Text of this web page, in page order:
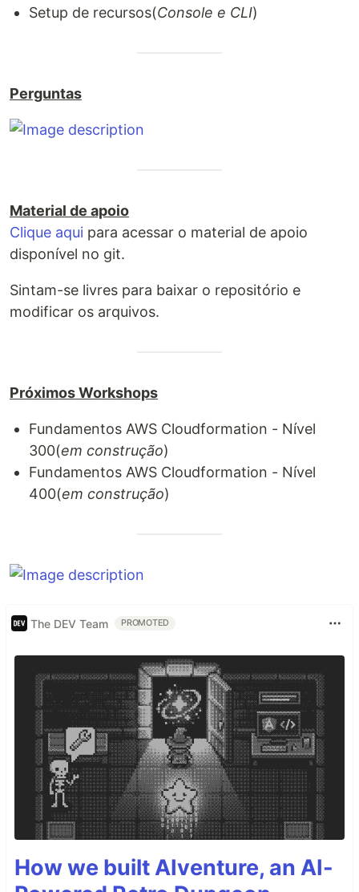
Setup de recursos(Console e CLI)
Perguntas
Material de apoio
Clique aqui para acessar o material de apoio
disponível no git.
Sintam-se livres para baixar o repositório e
modificar os arquivos.
Próximos Workshops
Fundamentos AWS Cloudformation - Nível
300(em construção)
Fundamentos AWS Cloudformation - Nível
400(em construção)
The DEV Team PROMOTED
How we built AIventure, an AI-